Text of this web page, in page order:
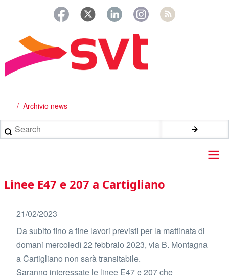
principale
Briciole
di
pane
Archivio news
Search
Main
navigation
Linee E47 e 207 a Cartigliano
21/02/2023
Da subito fino a fine lavori previsti per la mattinata di
domani mercoledì 22 febbraio 2023, via B. Montagna
a Cartigliano non sarà transitabile.
Saranno interessate le linee E47 e 207 che